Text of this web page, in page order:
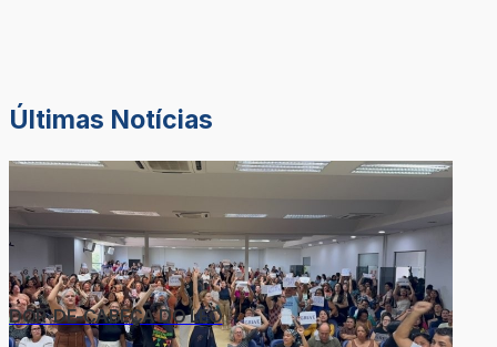
Últimas Notícias
DOR-DE-CABEÇA DO LÉO